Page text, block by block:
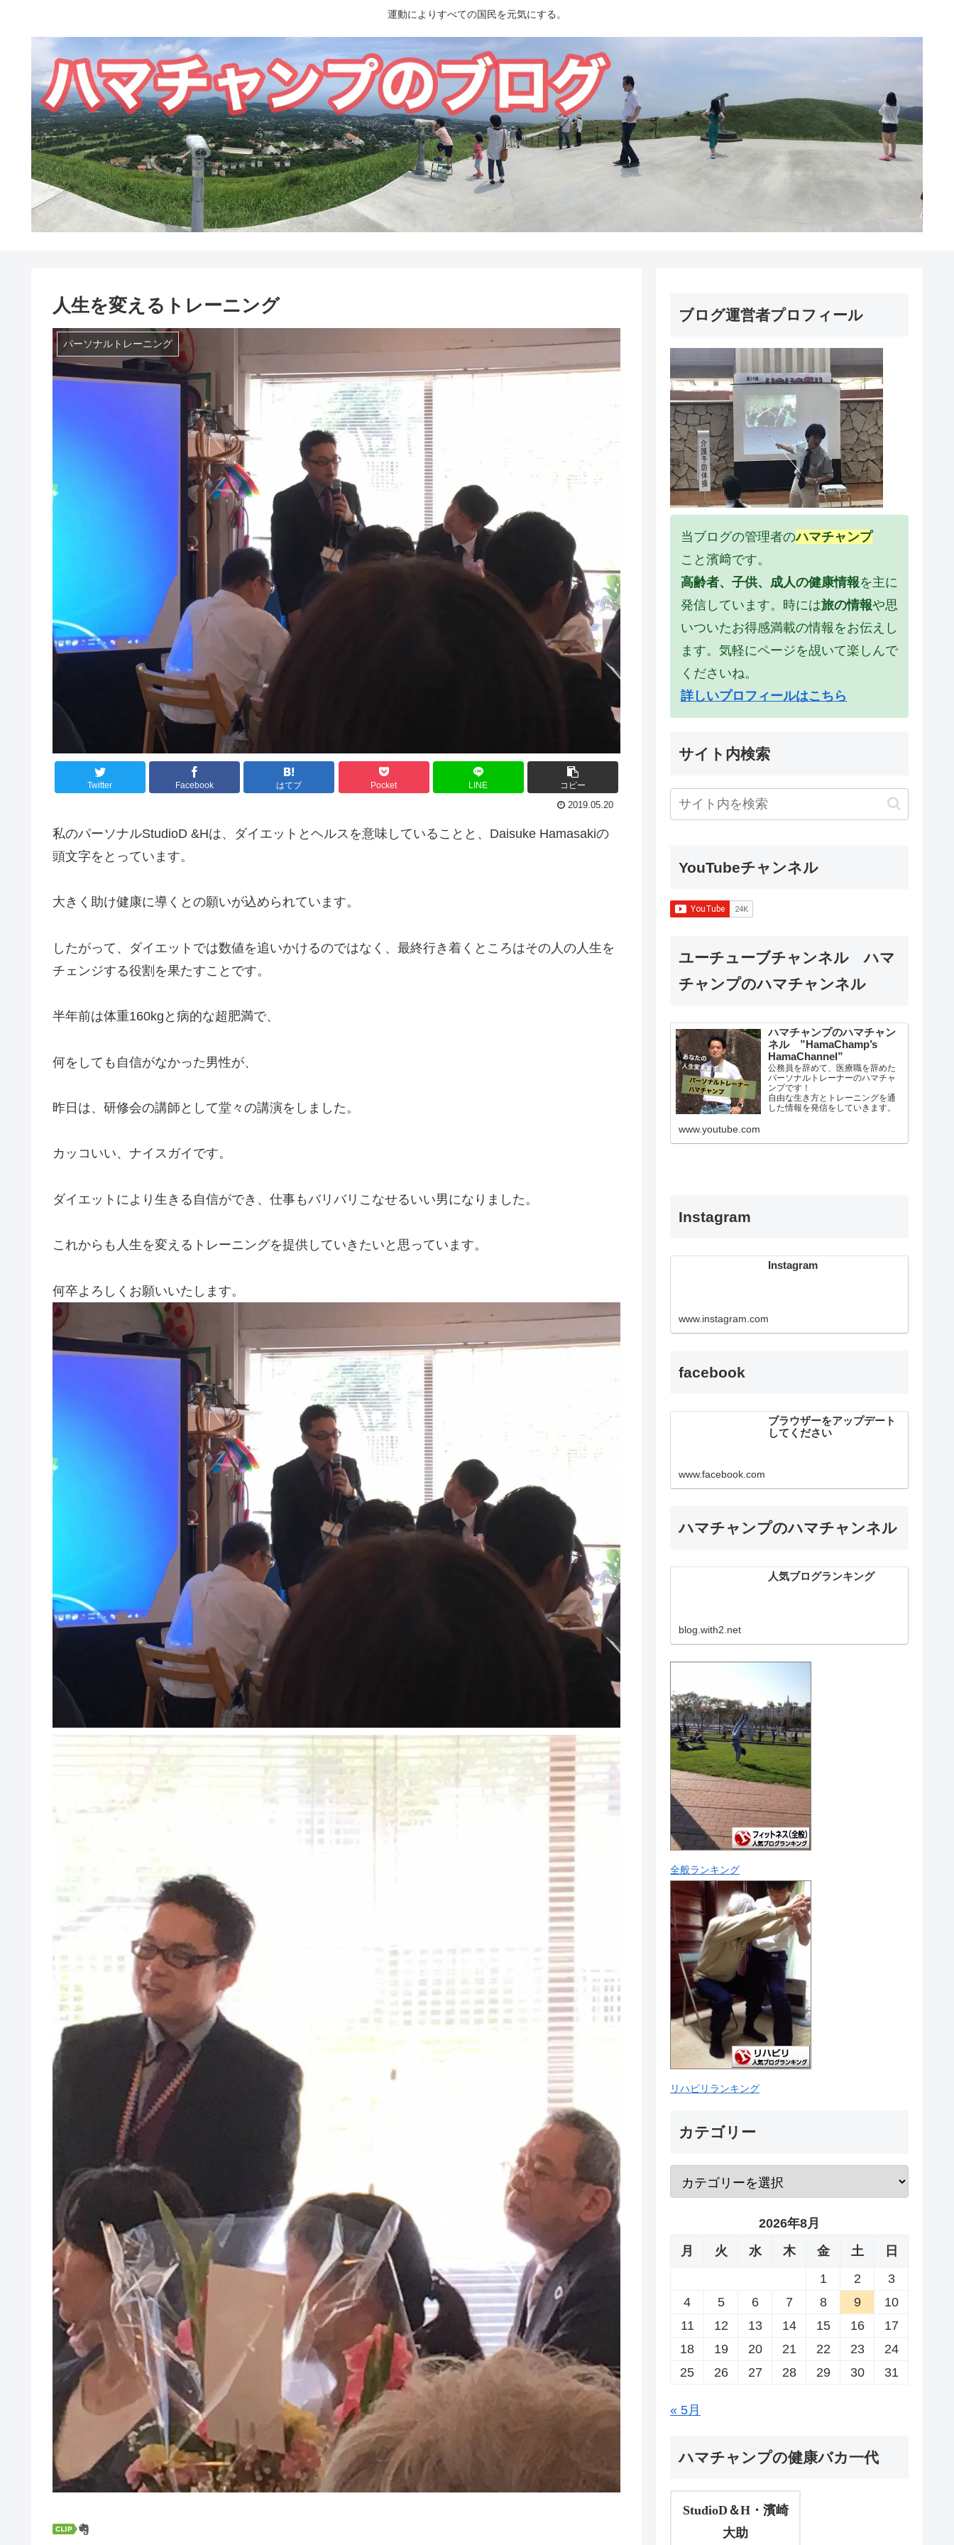
運動によりすべての国民を元気にする。
人生を変えるトレーニング
パーソナルトレーニング
Twitter Facebook はてブ Pocket LINE コピー
2019.05.20
私のパーソナルStudioD &Hは、ダイエットとヘルスを意味していることと、Daisuke Hamasakiの
頭文字をとっています。
大きく助け健康に導くとの願いが込められています。
したがって、ダイエットでは数値を追いかけるのではなく、最終行き着くところはその人の人生を
チェンジする役割を果たすことです。
半年前は体重160kgと病的な超肥満で、
何をしても自信がなかった男性が、
昨日は、研修会の講師として堂々の講演をしました。
カッコいい、ナイスガイです。
ダイエットにより生きる自信ができ、仕事もバリバリこなせるいい男になりました。
これからも人生を変えるトレーニングを提供していきたいと思っています。
何卒よろしくお願いいたします。
ブログ運営者プロフィール
当ブログの管理者のハマチャンプ
こと濱﨑です。
高齢者、子供、成人の健康情報を主に
発信しています。時には旅の情報や思
いついたお得感満載の情報をお伝えし
ます。気軽にページを覘いて楽しんで
くださいね。
詳しいプロフィールはこちら
サイト内検索
YouTubeチャンネル
ユーチューブチャンネル ハマ
チャンプのハマチャンネル
ハマチャンプのハマチャン
ネル ”HamaChamp’s
HamaChannel”
公務員を辞めて、医療職を辞めた
パーソナルトレーナーのハマチャ
ンプです！
自由な生き方とトレーニングを通
した情報を発信をしていきます。
www.youtube.com
Instagram
Instagram
www.instagram.com
facebook
ブラウザーをアップデート
してください
www.facebook.com
ハマチャンプのハマチャンネル
人気ブログランキング
blog.with2.net
全般ランキング
リハビリランキング
カテゴリー
2026年8月
月
火 水 木 金 土
日
1
2
3
4
5 6 7 8 9
10
11
12 13 14 15 16
17
18
19 20 21 22 23
24
25
26 27 28 29 30 31
« 5月
ハマチャンプの健康バカ一代
StudioD＆H・濱崎
大助